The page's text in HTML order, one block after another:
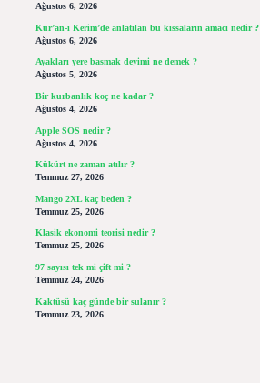
Ağustos 6, 2026
Kur’an-ı Kerim’de anlatılan bu kıssaların amacı nedir ?
Ağustos 6, 2026
Ayakları yere basmak deyimi ne demek ?
Ağustos 5, 2026
Bir kurbanlık koç ne kadar ?
Ağustos 4, 2026
Apple SOS nedir ?
Ağustos 4, 2026
Kükürt ne zaman atılır ?
Temmuz 27, 2026
Mango 2XL kaç beden ?
Temmuz 25, 2026
Klasik ekonomi teorisi nedir ?
Temmuz 25, 2026
97 sayısı tek mi çift mi ?
Temmuz 24, 2026
Kaktüsü kaç günde bir sulanır ?
Temmuz 23, 2026